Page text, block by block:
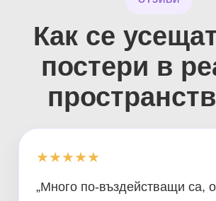
Как се
постери в
★★★★★
„Много по-въздействащи са,